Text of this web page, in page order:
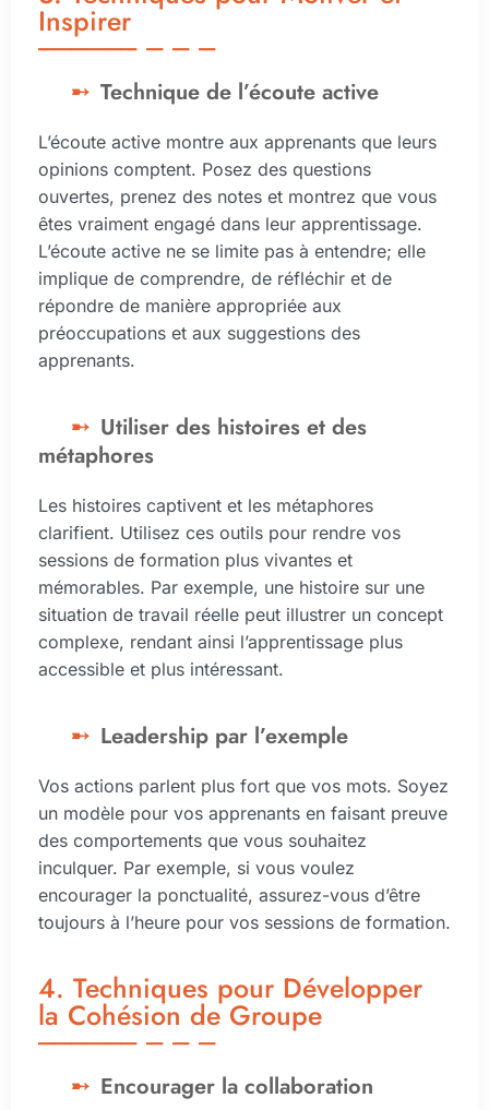
Inspirer
Technique de l’écoute active
L’écoute active montre aux apprenants que leurs
opinions comptent. Posez des questions
ouvertes, prenez des notes et montrez que vous
êtes vraiment engagé dans leur apprentissage.
L’écoute active ne se limite pas à entendre; elle
implique de comprendre, de réfléchir et de
répondre de manière appropriée aux
préoccupations et aux suggestions des
apprenants.
Utiliser des histoires et des
métaphores
Les histoires captivent et les métaphores
clarifient. Utilisez ces outils pour rendre vos
sessions de formation plus vivantes et
mémorables. Par exemple, une histoire sur une
situation de travail réelle peut illustrer un concept
complexe, rendant ainsi l’apprentissage plus
accessible et plus intéressant.
Leadership par l’exemple
Vos actions parlent plus fort que vos mots. Soyez
un modèle pour vos apprenants en faisant preuve
des comportements que vous souhaitez
inculquer. Par exemple, si vous voulez
encourager la ponctualité, assurez-vous d’être
toujours à l’heure pour vos sessions de formation.
4. Techniques pour Développer
la Cohésion de Groupe
Encourager la collaboration